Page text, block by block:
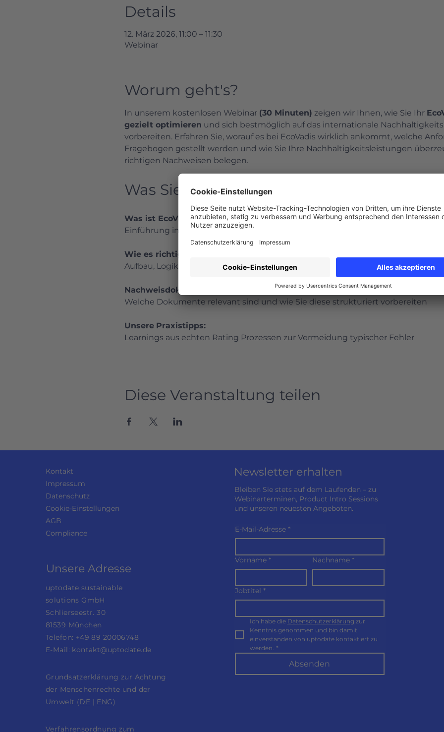
Details
12. März 2026, 11:00 – 11:30
Webinar
Worum geht's?
In unserem kostenlosen Webinar (30 Minuten) zeigen wir Ihnen, wie Sie Ihr
gezielt optimieren und sich bestmöglich auf das internationale
vorbereiten. Erfahren Sie, worauf es bei EcoVadis wirklich ankommt, welche
Fragebogen gestellt werden und wie Sie Ihre Nachhaltigkeitsleistungen
richtigen Nachweisen belegen.
Was Sie lernen werden:
Was ist EcoVadis und für wen ist es relevant?
Einführung in Prozess, Bewertungsergebnisse sowie Bedeutung für
Wie es richtig geht: Nachhaltigkeitskriterien & Fragebogen
Aufbau, Logik und typische Inhalte des EcoVadis-Fragebogens
Nachweisdokumente: Was wird erwartet?
Welche Dokumente relevant sind und wie Sie diese strukturiert vorbereiten
Unsere Praxistipps:
Learnings aus echten Rating Prozessen zur Vermeidung typischer Fehler
Diese Veranstaltung teilen
Kontakt
Impressum
Datenschutz
Cookie-Einstellungen
AGB
Compliance
Unsere Adresse
uptodate sustainable
solutions GmbH
Schlierseestr. 30
81539 München
Telefon: +49 89 20006748
E-Mail: kontakt@uptodate.de
Grundsatzerklärung zur Achtung
der Menschenrechte und der
Umwelt (DE | ENG)
Verfahrensordnung zum
Newsletter erhalten
Bleiben Sie stets auf dem Laufenden – zu
Webinarterminen, Product Intro Sessions
und unseren neuesten Angeboten.
E-Mail-Adresse *
Vorname * Nachname *
Jobtitel *
Ich habe die Datenschutzerklärung zur
Kenntnis genommen und bin damit
einverstanden von uptodate kontaktiert zu
werden. *
Absenden